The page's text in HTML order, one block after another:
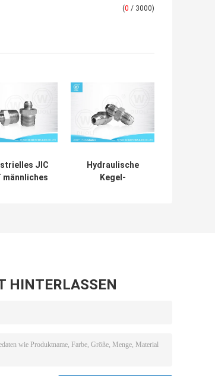
(0 / 3000)
JIC
männliches
Hydraulische
Kegel-
HINTERLASSEN